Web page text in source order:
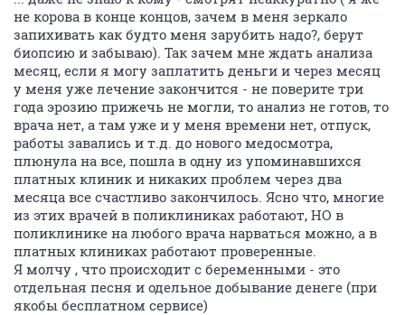
не корова в конце концов, зачем в меня зеркало
запихивать как будто меня зарубить надо?, берут
биопсию и забываю). Так зачем мне ждать анализа
месяц, если я могу заплатить деньги и через месяц
у меня уже лечение закончится - не поверите три
года эрозию прижечь не могли, то анализ не готов, то
врача нет, а там уже и у меня времени нет, отпуск,
работы завались и т.д. до нового медосмотра,
плюнула на все, пошла в одну из упоминавшихся
платных клиник и никаких проблем через два
месяца все счастливо закончилось. Ясно что, многие
из этих врачей в поликлиниках работают, НО в
поликлинике на любого врача нарваться можно, а в
платных клиниках работают проверенные.
Я молчу , что происходит с беременными - это
отдельная песня и одельное добывание денеге (при
якобы бесплатном сервисе)